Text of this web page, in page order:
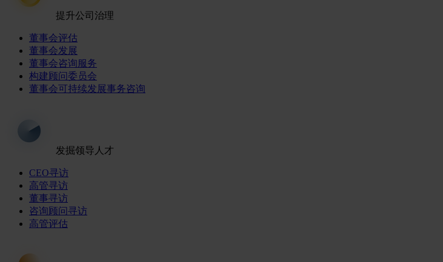
提升公司治理
董事会评估
董事会发展
董事会咨询服务
构建顾问委员会
董事会可持续发展事务咨询
发掘领导人才
CEO寻访
高管寻访
董事寻访
咨询顾问寻访
高管评估